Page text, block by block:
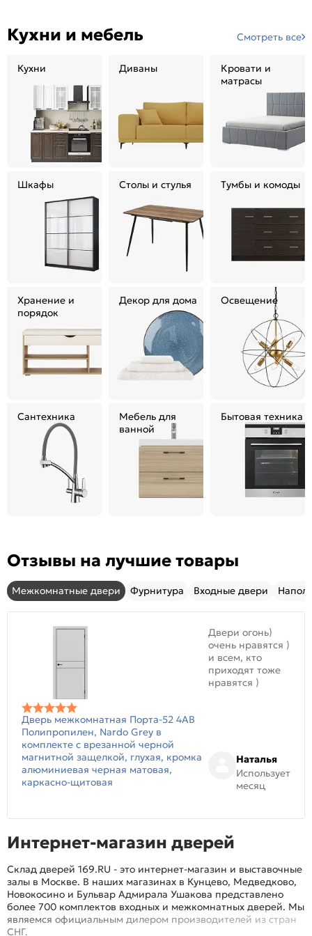
Кухни и мебель Смотреть все
Кухни Диваны
Кровати и
матрасы
Шкафы Столы и стулья Тумбы и комоды
Хранение и
порядок
Декор для дома Освещение
Сантехника
Мебель для
ванной
Бытовая техника
Отзывы на лучшие товары
Межкомнатные двери Фурнитура Входные двери
Дверь межкомнатная Порта-52 4AB
Полипропилен, Nardo Grey в
комплекте с врезанной черной
магнитной защелкой, глухая, кромка
алюминиевая черная матовая,
каркасно-щитовая
Двери огонь)
очень нравятся )
и всем, кто
приходят тоже
нравятся )
Наталья
Использует
месяц
Интернет-магазин дверей
Склад дверей 169.RU - это интернет-магазин и выставочные
залы в Москве. В наших магазинах в Кунцево, Медведково,
Новокосино и Бульвар Адмирала Ушакова представлено
более 700 комплектов входных и межкомнатных дверей. Мы
являемся официальным дилером производителей из стран
СНГ.